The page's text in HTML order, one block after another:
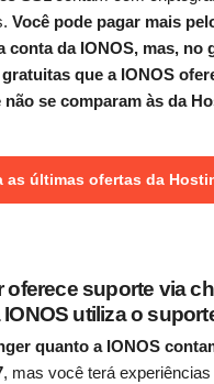
Você pode pagar mais
conta da IONOS, mas, no
que a IONOS
se comparam às da
as últimas ofertas da
oferece suporte via
utiliza o
quanto a IONOS
, mas você terá